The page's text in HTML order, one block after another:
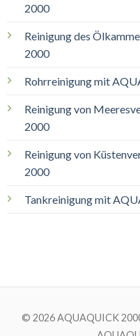
2000
Reinigung des
2000
Rohrreinigung mit
Reinigung von
2000
Reinigung von
2000
Tankreinigung mit
© 2026 AQUAQUICK